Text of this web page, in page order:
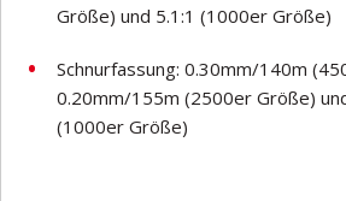
Größe) und 5.1:1 (1000er Größe)
Schnurfassung: 0.30mm/140m
0.20mm/155m (2500er Größe)
(1000er Größe)